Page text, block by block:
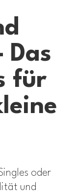
Das
für
oder
und